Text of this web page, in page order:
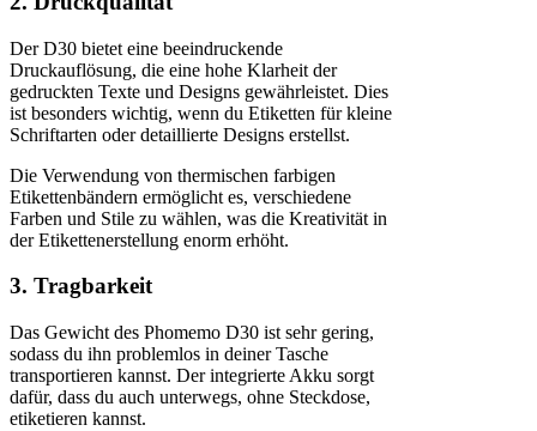
Der D30 bietet eine beeindruckende
Druckauflösung, die eine hohe Klarheit der
gedruckten Texte und Designs gewährleistet. Dies
ist besonders wichtig, wenn du Etiketten für kleine
Schriftarten oder detaillierte Designs erstellst.
Die Verwendung von thermischen farbigen
Etikettenbändern ermöglicht es, verschiedene
Farben und Stile zu wählen, was die Kreativität in
der Etikettenerstellung enorm erhöht.
3. Tragbarkeit
Das Gewicht des Phomemo D30 ist sehr gering,
sodass du ihn problemlos in deiner Tasche
transportieren kannst. Der integrierte Akku sorgt
dafür, dass du auch unterwegs, ohne Steckdose,
etiketieren kannst.